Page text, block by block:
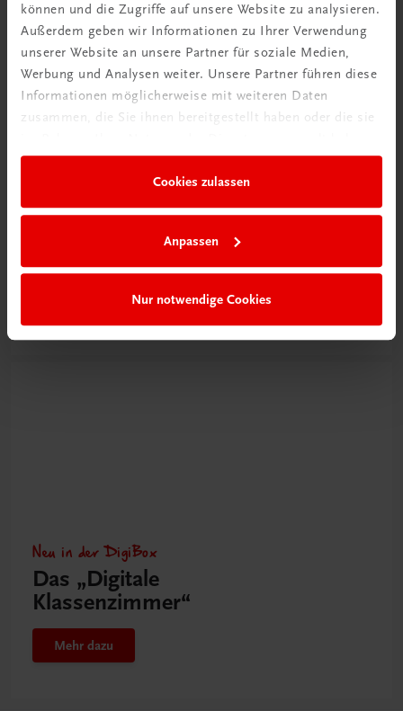
können und die Zugriffe auf unsere Website zu analysieren.
Außerdem geben wir Informationen zu Ihrer Verwendung
unserer Website an unsere Partner für soziale Medien,
Werbung und Analysen weiter. Unsere Partner führen diese
Informationen möglicherweise mit weiteren Daten
zusammen, die Sie ihnen bereitgestellt haben oder die sie
Cookies zulassen
Anpassen
Nur notwendige Cookies
Neu in der DigiBox
Das „Digitale
Klassenzimmer“
Mehr dazu